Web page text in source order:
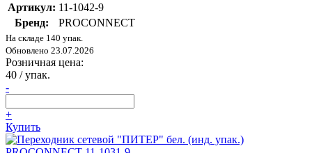
Артикул: 11-1042-9
Бренд:
PROCONNECT
На складе 140 упак.
Обновлено 23.07.2026
Розничная цена:
40 / упак.
-
+
Купить